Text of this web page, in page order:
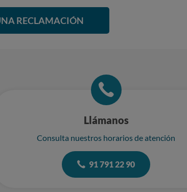
RECLAMACIÓN
Llámanos
Consulta nuestros horarios de atención
91 791 22 90